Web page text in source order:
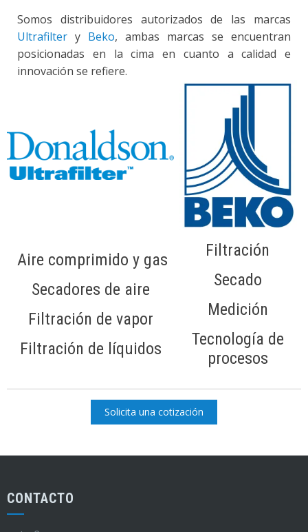
Somos distribuidores autorizados de las marcas
Ultrafilter y Beko, ambas marcas se encuentran
posicionadas en la cima en cuanto a calidad e
innovación se refiere.
Aire comprimido y gas
Secadores de aire
Filtración de vapor
Filtración de líquidos
Filtración
Secado
Medición
Tecnología de
procesos
CONTACTO